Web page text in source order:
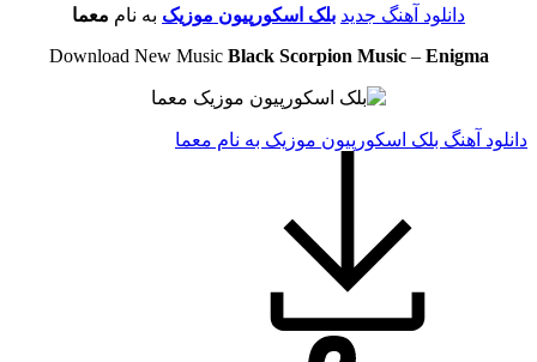
دانلود آهنگ جدید بلک اسکورپیون موزیک به نام معما
Download New Music Black Scorpion Music– Enigma
دانلود آهنگ بلک اسکورپیون موزیک به نام معما